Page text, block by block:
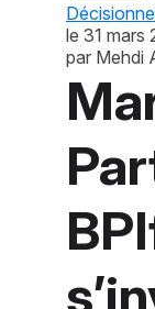
le 31 mars
par Mehdi